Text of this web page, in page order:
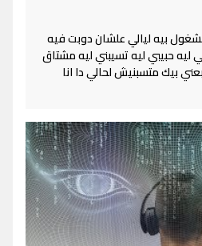
بيه ليالي علشان دوبت فيه
ليه حبيبي ليه تسيبني ليه مشتاق
بيك متسبنيش لحالي دا انا